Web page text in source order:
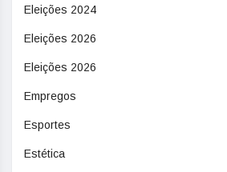
Eleições 2024
Eleições 2026
Eleições 2026
Empregos
Esportes
Estética